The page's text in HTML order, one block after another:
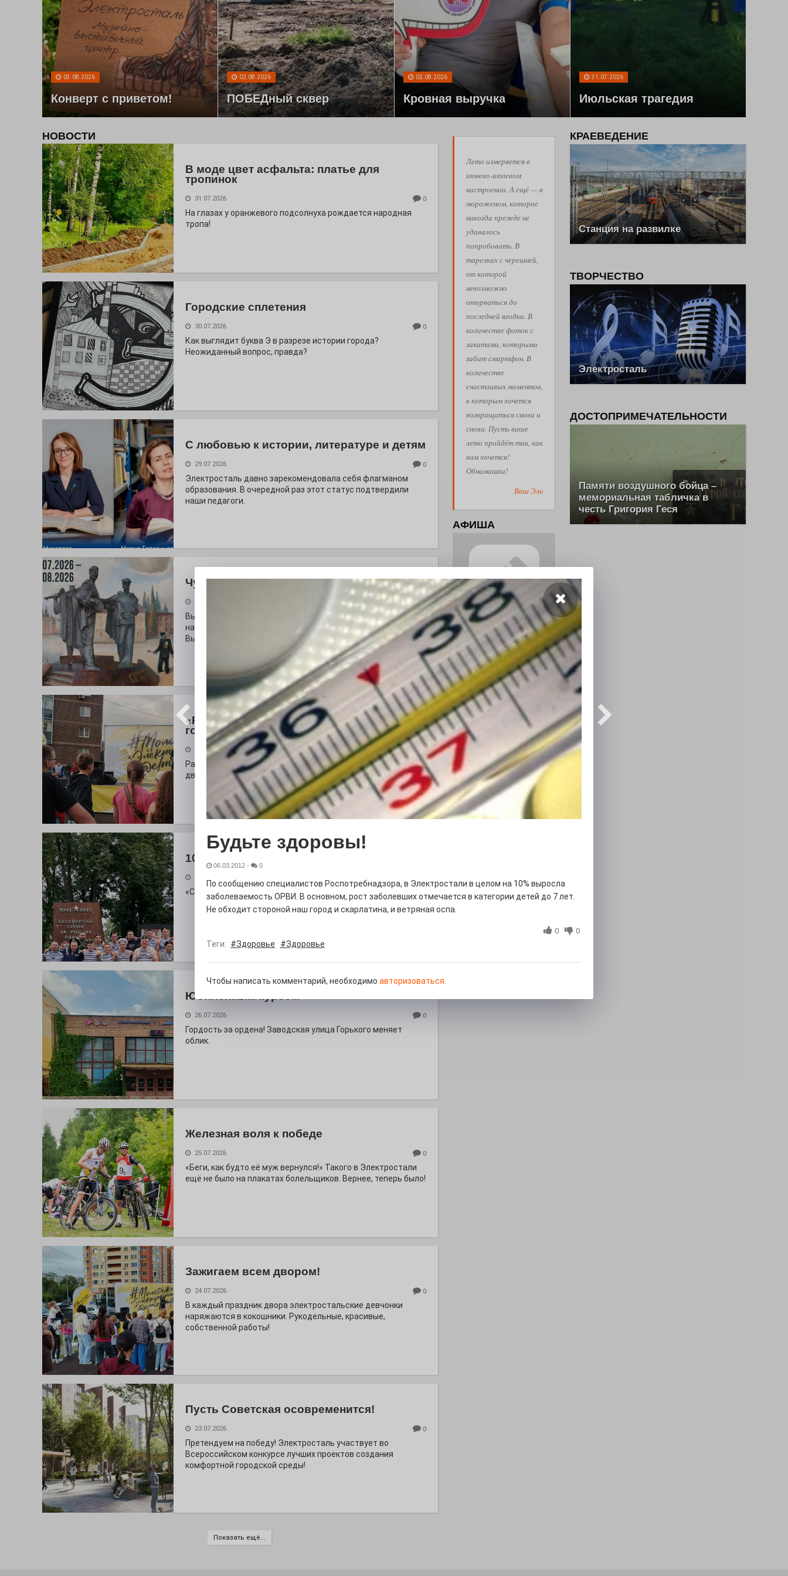
03.08.2026
Конверт с приветом!
02.08.2026
ПОБЕДный сквер
02.08.2026
Кровная выручка
31.07.2026
Июльская трагедия
Лето измеряется в
июнево-июлевом
настроении. А ещё — в
мороженом, которое
никогда прежде не
удавалось
попробовать. В
тарелках с черешней,
от которой
невозможно
оторваться до
последней ягодки. В
количестве фоток с
закатами, которыми
забит смартфон. В
количестве
счастливых моментов,
к которым хочется
возвращаться снова и
снова. Пусть ваше
лето пройдёт так, как
вам хочется!
Обнимашки!
Ваш Эль
АФИША
поделиться
НОВОСТИ
В моде цвет асфальта: платье для
тропинок
31.07.2026 0
На глазах у оранжевого подсолнуха рождается народная
тропа!
Городские сплетения
30.07.2026 0
Как выглядит буква Э в разрезе истории города?
Неожиданный вопрос, правда?
С любовью к истории, литературе и детям
29.07.2026 0
Электросталь давно зарекомендовала себя флагманом
образования. В очередной раз этот статус подтвердили
наши педагоги.
Чувство Родины — одно на всех
0
Выставка «Палитра героизма» — новый масштабный проект,
на который электростальцев приглашает к себе
Выставочный зал им. Олега Коняшина.
«Районы-кварталы» путешествуют по
городу
27.07.2026 0
Радость в квадрате! На этой неделе электростальцев
дважды порадует проект «Районы-кварталы».
100 футов под килем!
«С ними дядька Черномор»
Юбилейным курсом
26.07.2026 0
Гордость за ордена! Заводская улица Горького меняет
облик.
Железная воля к победе
25.07.2026 0
«Беги, как будто её муж вернулся!» Такого в Электростали
ещё не было на плакатах болельщиков. Вернее, теперь было!
Зажигаем всем двором!
24.07.2026 0
В каждый праздник двора электростальские девчонки
наряжаются в кокошники. Рукодельные, красивые,
собственной работы!
Пусть Советская осовременится!
23.07.2026 0
Претендуем на победу! Электросталь участвует во
Всероссийском конкурсе лучших проектов создания
комфортной городской среды!
Показать ещё...
КРАЕВЕДЕНИЕ
Станция на развилке
ТВОРЧЕСТВО
Электросталь
ДОСТОПРИМЕЧАТЕЛЬНОСТИ
Памяти воздушного бойца –
мемориальная табличка в
честь Григория Геся
Будьте здоровы!
06.03.2012 - 0
По сообщению специалистов Роспотребнадзора, в Электростали в целом на 10% выросла
заболеваемость ОРВИ. В основном, рост заболевших отмечается в категории детей до 7 лет.
Не обходит стороной наш город и скарлатина, и ветряная оспа.
0 0
Теги: #Здоровье #Здоровье
Чтобы написать комментарий, необходимо авторизоваться.